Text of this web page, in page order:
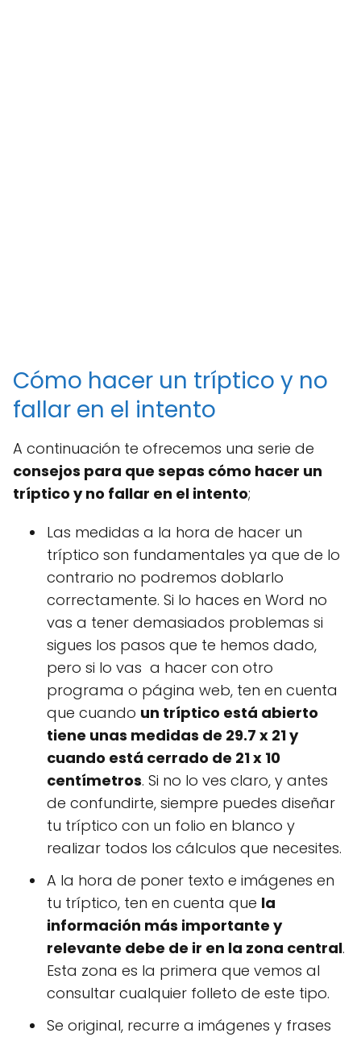
Cómo hacer un tríptico y no
fallar en el intento
A continuación te ofrecemos una serie de
consejos para que sepas cómo hacer un
tríptico y no fallar en el intento;
Las medidas a la hora de hacer un
tríptico son fundamentales ya que de lo
contrario no podremos doblarlo
correctamente. Si lo haces en Word no
vas a tener demasiados problemas si
sigues los pasos que te hemos dado,
pero si lo vas a hacer con otro
programa o página web, ten en cuenta
que cuando un tríptico está abierto
tiene unas medidas de 29.7 x 21 y
cuando está cerrado de 21 x 10
centímetros. Si no lo ves claro, y antes
de confundirte, siempre puedes diseñar
tu tríptico con un folio en blanco y
realizar todos los cálculos que necesites.
A la hora de poner texto e imágenes en
tu tríptico, ten en cuenta que la
información más importante y
relevante debe de ir en la zona central.
Esta zona es la primera que vemos al
consultar cualquier folleto de este tipo.
Se original, recurre a imágenes y frases